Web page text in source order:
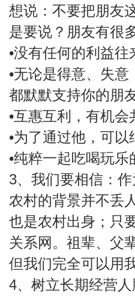
想说：不要把朋友
是要说？朋友有很
•没有任何的利益
•无论是得意、失
都默默支持你的朋
•互惠互利，有机会
•为了通过他，可
•纯粹一起吃喝玩乐
3、我们要相信：
农村的背景并不丢
也是农村出身；只
关系网。祖辈、父
但我们完全可以用
4、树立长期经营